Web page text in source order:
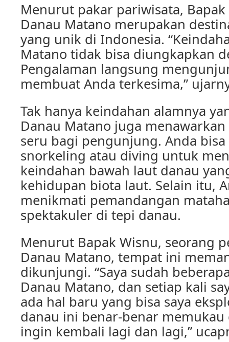
Menurut pakar pariwisata,
Danau Matano merupakan
yang unik di Indonesia.
Matano tidak bisa diungkapkan
Pengalaman langsung
membuat Anda terkesima,”
Tak hanya keindahan alamnya
Danau Matano juga
seru bagi pengunjung. Anda
snorkeling atau diving untuk
keindahan bawah laut danau
kehidupan biota laut. Selain itu,
menikmati pemandangan
spektakuler di tepi danau.
Menurut Bapak Wisnu, seorang
Danau Matano, tempat ini
dikunjungi. “Saya sudah
Danau Matano, dan setiap kali
ada hal baru yang bisa saya
danau ini benar-benar memukau
ingin kembali lagi dan lagi,”